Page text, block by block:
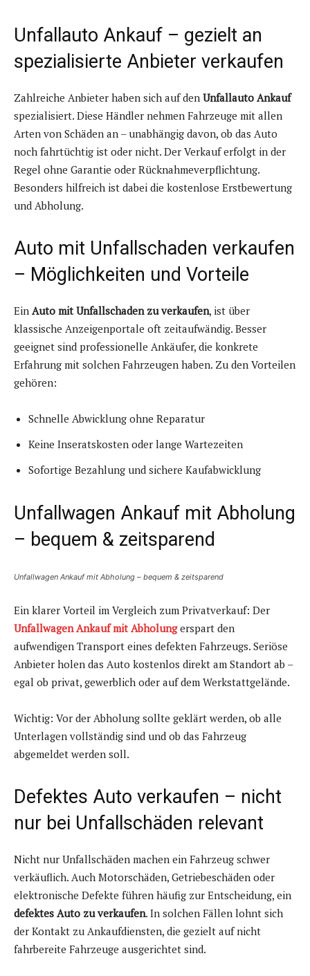
Unfallauto Ankauf – gezielt an
spezialisierte Anbieter verkaufen
Zahlreiche Anbieter haben sich auf den Unfallauto Ankauf
spezialisiert. Diese Händler nehmen Fahrzeuge mit allen
Arten von Schäden an – unabhängig davon, ob das Auto
noch fahrtüchtig ist oder nicht. Der Verkauf erfolgt in der
Regel ohne Garantie oder Rücknahmeverpflichtung.
Besonders hilfreich ist dabei die kostenlose Erstbewertung
und Abholung.
Auto mit Unfallschaden verkaufen
– Möglichkeiten und Vorteile
Ein Auto mit Unfallschaden zu verkaufen, ist über
klassische Anzeigenportale oft zeitaufwändig. Besser
geeignet sind professionelle Ankäufer, die konkrete
Erfahrung mit solchen Fahrzeugen haben. Zu den Vorteilen
gehören:
Schnelle Abwicklung ohne Reparatur
Keine Inseratskosten oder lange Wartezeiten
Sofortige Bezahlung und sichere Kaufabwicklung
Unfallwagen Ankauf mit Abholung
– bequem & zeitsparend
Unfallwagen Ankauf mit Abholung – bequem & zeitsparend
Ein klarer Vorteil im Vergleich zum Privatverkauf: Der
Unfallwagen Ankauf mit Abholungerspart den
aufwendigen Transport eines defekten Fahrzeugs. Seriöse
Anbieter holen das Auto kostenlos direkt am Standort ab –
egal ob privat, gewerblich oder auf dem Werkstattgelände.
Wichtig: Vor der Abholung sollte geklärt werden, ob alle
Unterlagen vollständig sind und ob das Fahrzeug
abgemeldet werden soll.
Defektes Auto verkaufen – nicht
nur bei Unfallschäden relevant
Nicht nur Unfallschäden machen ein Fahrzeug schwer
verkäuflich. Auch Motorschäden, Getriebeschäden oder
elektronische Defekte führen häufig zur Entscheidung, ein
defektes Auto zu verkaufen. In solchen Fällen lohnt sich
der Kontakt zu Ankaufdiensten, die gezielt auf nicht
fahrbereite Fahrzeuge ausgerichtet sind.